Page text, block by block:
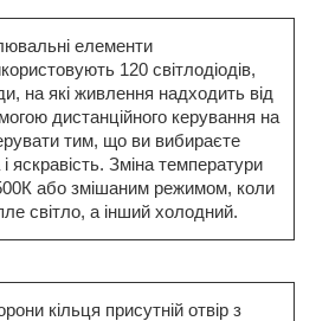
елементи
120 світлодіодів,
на які живлення надходить від
дистанційного керування на
тим, що ви вибираєте
яскравість. Зміна температури
або змішаним режимом, коли
світло, а інший холодний.
кільця присутній отвір з